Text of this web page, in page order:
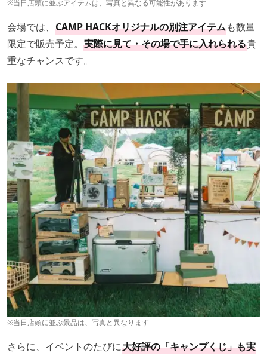
※当日店頭に並ぶアイテムは、写真と異なる可能性があります
会場では、 CAMP HACKオリジナルの別注アイテムも数量
限定で販売予定。 実際に見て・その場で手に入れられる貴
重なチャンスです。
※当日店頭に並ぶ景品は、写真と異なります
さらに、イベントのたびに大好評の「キャンプくじ」も実